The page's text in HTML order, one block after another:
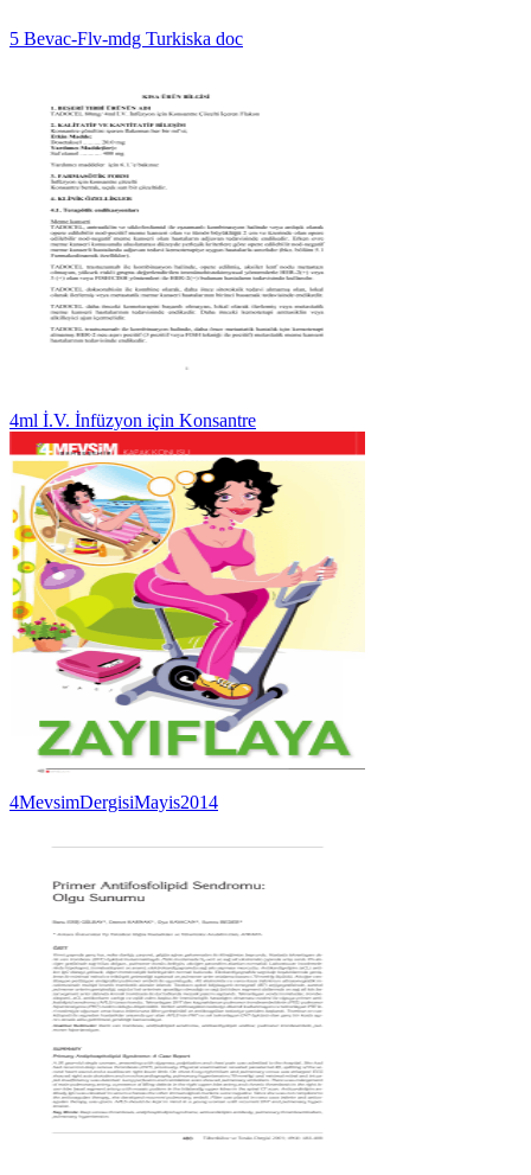
5 Bevac-Flv-mdg Turkiska doc
4ml İ.V. İnfüzyon için Konsantre
4MevsimDergisiMayis2014